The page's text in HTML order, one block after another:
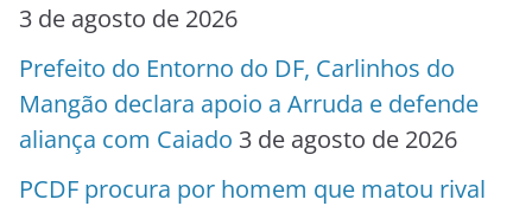
3 de agosto de 2026
Prefeito do Entorno do DF, Carlinhos do
Mangão declara apoio a Arruda e defende
aliança com Caiado 3 de agosto de 2026
PCDF procura por homem que matou rival